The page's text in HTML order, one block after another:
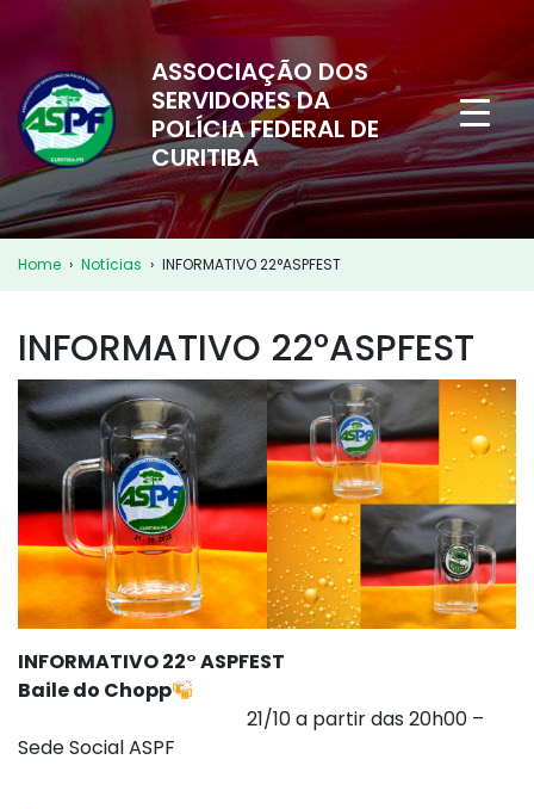
ASSOCIAÇÃO DOS
SERVIDORES DA
POLÍCIA FEDERAL DE
CURITIBA
Home › Notícias › INFORMATIVO 22°ASPFEST
INFORMATIVO 22°ASPFEST
INFORMATIVO 22° ASPFEST
Baile do Chopp
21/10 a partir das 20h00 –
Sede Social ASPF